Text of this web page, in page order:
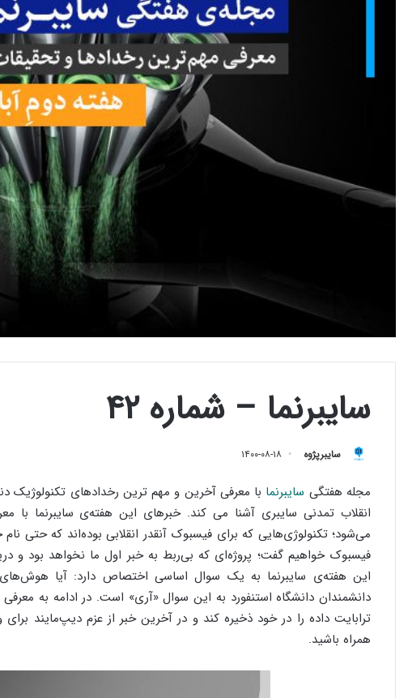
سایبرنما – شماره‌ ۴۲
سایبرپژوه ۱۴۰۰-۰۸-۱۸
مجله هفتگی سایبرنما با معرفی آخرین و مهم ترین رخدادهای تکنولوژیک
انقلاب تمدنی سایبری آشنا می کند. خبر‌های این هفته‌ی سایبرنما
می‌شود؛ تکنولوژی‌هایی که برای فیسبوک آنقدر انقلابی بوده‌اند که حتی
فیسبوک خواهیم گفت؛ پروژه‌ای که بی‌ربط به خبر اول ما نخواهد بود و
این هفته‌ی سایبرنما به یک سوال اساسی اختصاص دارد: آیا هوش‌‌های
ترابایت داده را در خود ذخیره کند و در آخرین خبر از عزم دیپ‌مایند
همراه باشید.